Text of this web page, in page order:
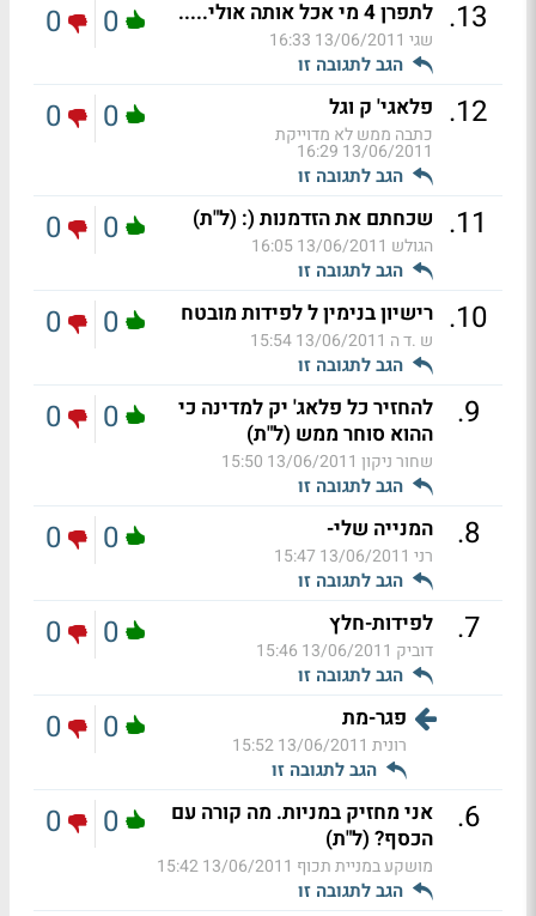
13
. לתפרן 4 מי אכל אותה אולי.....
שגי 13/06/2011 16:33
הגב לתגובה זו
0
0
12
. פלאגי' ק וגל
כתבה ממש לא מדוייקת
13/06/2011 16:29
הגב לתגובה זו
0
0
11
. שכחתם את הזדמנות (: (ל"ת)
הגולש 13/06/2011 16:05
הגב לתגובה זו
0
0
10
. רישיון בנימין ל לפידות מובטח
ש .ד ה 13/06/2011 15:54
הגב לתגובה זו
0
0
9
.
להחזיר כל פלאג' יק למדינה כי
ההוא סוחר ממש (ל"ת)
שחור ניקון 13/06/2011 15:50
הגב לתגובה זו
0
0
8
. המנייה שלי-
רני 13/06/2011 15:47
הגב לתגובה זו
0
0
7
. לפידות-חלץ
דוביק 13/06/2011 15:46
הגב לתגובה זו
0
0
פגר-מת
רונית 13/06/2011 15:52
הגב לתגובה זו
0
0
6
.
אני מחזיק במניות. מה קורה עם
הכסף? (ל"ת)
מושקע במניית תכוף 13/06/2011 15:42
הגב לתגובה זו
0
0